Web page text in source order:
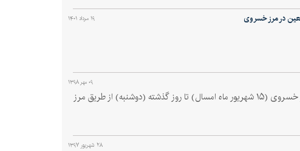
۱۹ مرداد ۱۴۰۱ در مرز خسروی
۰۹ مهر ۱۳۹۸
فرماندار قصرشیرین گفت: چهار هزار و ۴۲ نفر از ابتدای بازگشایی مرز خسروی (۱۵ شهریور ماه امسال) تا روز گذشته (دوشنبه) از طریق مرز
۲۸ شهریور ۱۳۹۷